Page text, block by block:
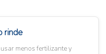
rinde
menos fertilizante y